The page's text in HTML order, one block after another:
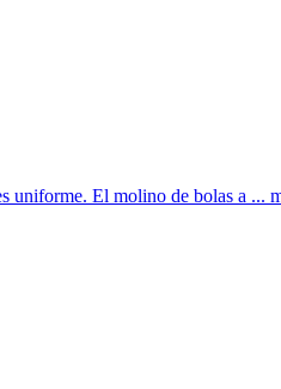
uniforme. El molino de bolas a ...